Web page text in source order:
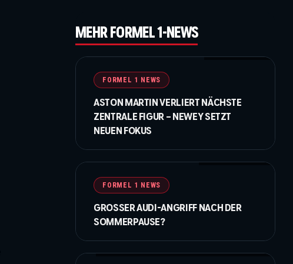
MEHR FORMEL 1-NEWS
FORMEL 1 NEWS
ASTON MARTIN VERLIERT NÄCHSTE
ZENTRALE FIGUR – NEWEY SETZT
NEUEN FOKUS
FORMEL 1 NEWS
GROSSER AUDI-ANGRIFF NACH DER S
OMMERPAUSE?